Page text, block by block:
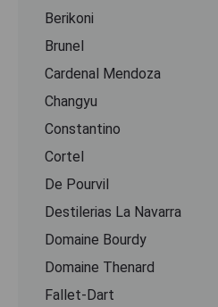
Berikoni
Brunel
Cardenal Mendoza
Changyu
Constantino
Cortel
De Pourvil
Destilerias La Navarra
Domaine Bourdy
Domaine Thenard
Fallet-Dart